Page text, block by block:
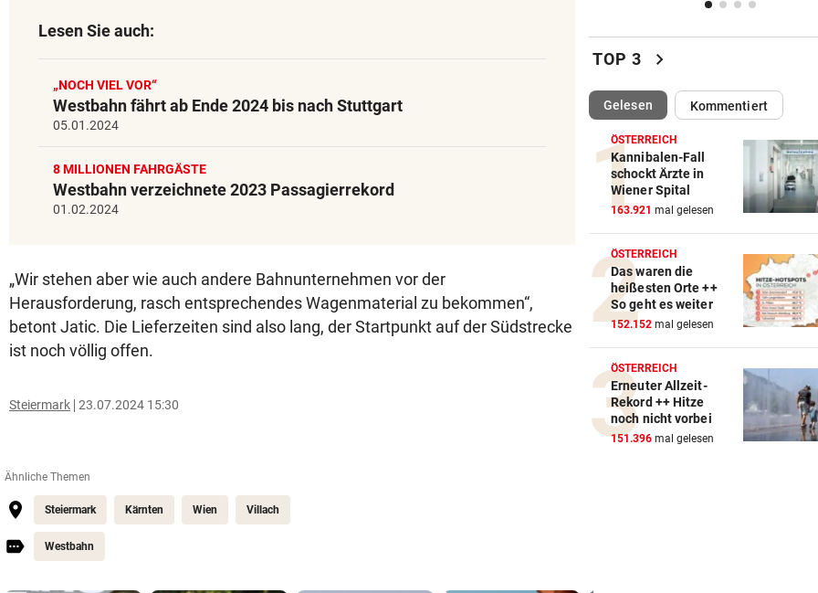
Lesen Sie auch:
„NOCH VIEL VOR“
Westbahn fährt ab Ende 2024 bis nach Stuttgart
05.01.2024
8 MILLIONEN FAHRGÄSTE
Westbahn verzeichnete 2023 Passagierrekord
01.02.2024
„Wir stehen aber wie auch andere Bahnunternehmen vor der
Herausforderung, rasch entsprechendes Wagenmaterial zu bekommen“,
betont Jatic. Die Lieferzeiten sind also lang, der Startpunkt auf der Südstrecke
ist noch völlig offen.
Steiermark 23.07.2024 15:30
Ähnliche Themen
Steiermark Kärnten Wien Villach
Westbahn
Erneuter Allzeit-Rekord ++
noch nicht vorbei
BEAMTE SIND AM ZUG
Feilschen um neue
geht munter weiter
POLIZEI SUCHT HINWEISE vor
Goldkettenräuber von Graz:
TOP 3 chevron_right
Gelesen(ausgewählt)Kommentiert
ÖSTERREICH
Kannibalen-Fall
schockt Ärzte in
Wiener Spital
163.921 mal gelesen
ÖSTERREICH
Das waren die
heißesten Orte ++
So geht es weiter
152.152 mal gelesen
ÖSTERREICH
Erneuter Allzeit-
Rekord ++ Hitze
noch nicht vorbei
151.396 mal gelesen